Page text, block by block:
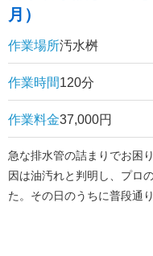
月）
作業場所汚水桝
作業時間120分
作業料金37,000円
急な排水管の詰まりでお困
因は油汚れと判明し、プロ
た。その日のうちに普段通